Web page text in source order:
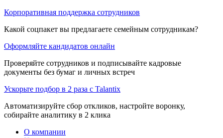
Корпоративная поддержка сотрудников
Какой соцпакет вы предлагаете семейным сотрудникам?
Оформляйте кандидатов онлайн
Проверяйте сотрудников и подписывайте кадровые
документы без бумаг и личных встреч
Ускорьте подбор в 2 раза с Talantix
Автоматизируйте сбор откликов, настройте воронку,
собирайте аналитику в 2 клика
О компании